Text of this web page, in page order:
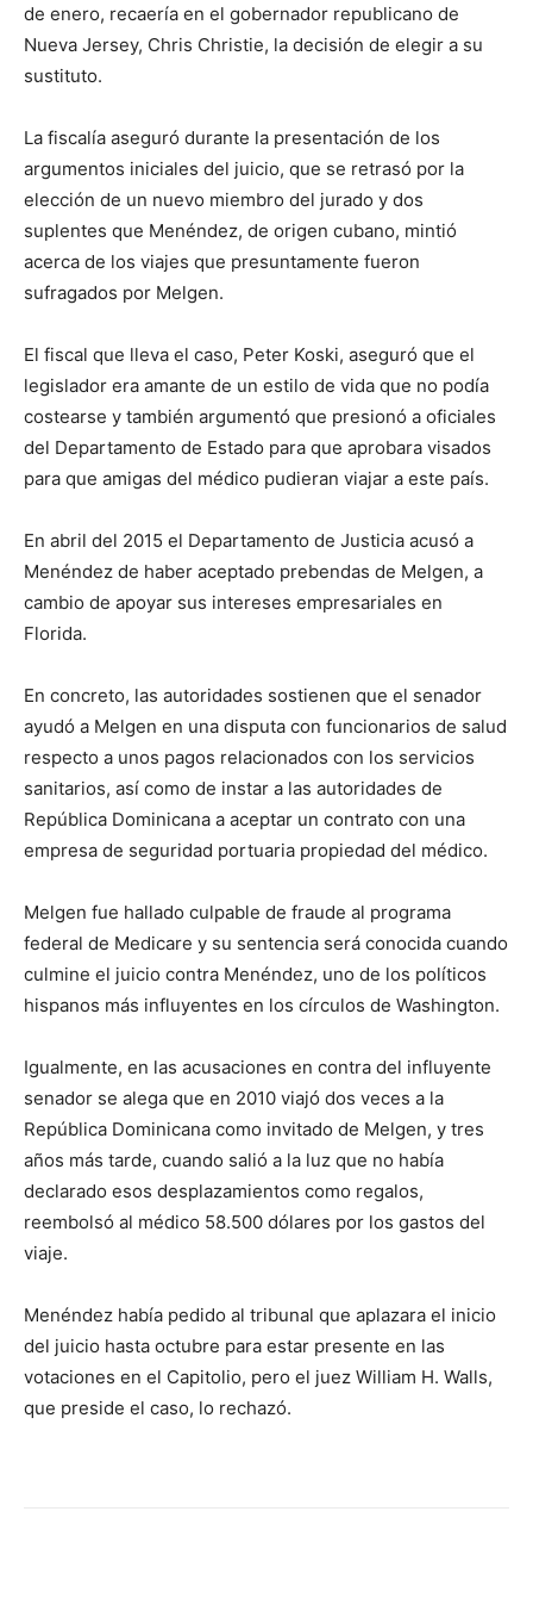
de enero, recaería en el gobernador republicano de
Nueva Jersey, Chris Christie, la decisión de elegir a su
sustituto.
La fiscalía aseguró durante la presentación de los
argumentos iniciales del juicio, que se retrasó por la
elección de un nuevo miembro del jurado y dos
suplentes que Menéndez, de origen cubano, mintió
acerca de los viajes que presuntamente fueron
sufragados por Melgen.
El fiscal que lleva el caso, Peter Koski, aseguró que el
legislador era amante de un estilo de vida que no podía
costearse y también argumentó que presionó a oficiales
del Departamento de Estado para que aprobara visados
para que amigas del médico pudieran viajar a este país.
En abril del 2015 el Departamento de Justicia acusó a
Menéndez de haber aceptado prebendas de Melgen, a
cambio de apoyar sus intereses empresariales en
Florida.
En concreto, las autoridades sostienen que el senador
ayudó a Melgen en una disputa con funcionarios de salud
respecto a unos pagos relacionados con los servicios
sanitarios, así como de instar a las autoridades de
República Dominicana a aceptar un contrato con una
empresa de seguridad portuaria propiedad del médico.
Melgen fue hallado culpable de fraude al programa
federal de Medicare y su sentencia será conocida cuando
culmine el juicio contra Menéndez, uno de los políticos
hispanos más influyentes en los círculos de Washington.
Igualmente, en las acusaciones en contra del influyente
senador se alega que en 2010 viajó dos veces a la
República Dominicana como invitado de Melgen, y tres
años más tarde, cuando salió a la luz que no había
declarado esos desplazamientos como regalos,
reembolsó al médico 58.500 dólares por los gastos del
viaje.
Menéndez había pedido al tribunal que aplazara el inicio
del juicio hasta octubre para estar presente en las
votaciones en el Capitolio, pero el juez William H. Walls,
que preside el caso, lo rechazó.